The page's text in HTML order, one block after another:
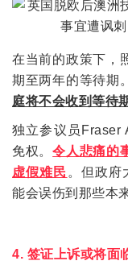
在当前的政策下，
期至两年的等待期。
庭将不会收到等待
独立参议员Fraser
免权。令人悲痛的
虚假难民 。但政府
能会误伤到那些本
4. 签证上诉或将面